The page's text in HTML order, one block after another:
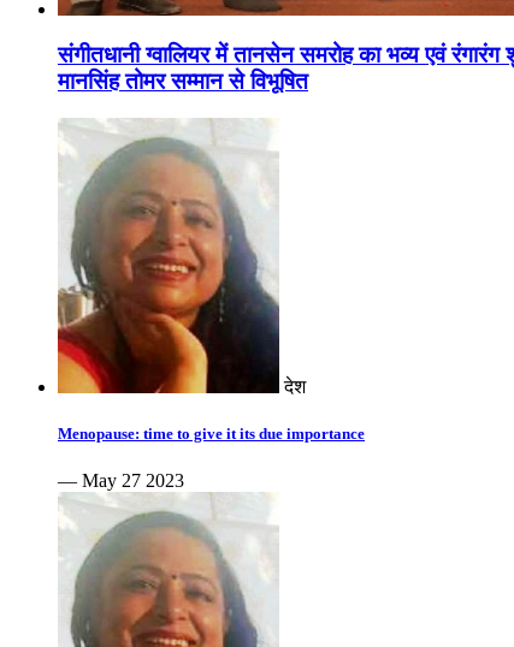
संगीतधानी ग्वालियर में तानसेन समरोह का भव्य एवं
मानसिंह तोमर सम्मान से विभूषित
देश
Menopause: time to give it its due importance
— May 27 2023